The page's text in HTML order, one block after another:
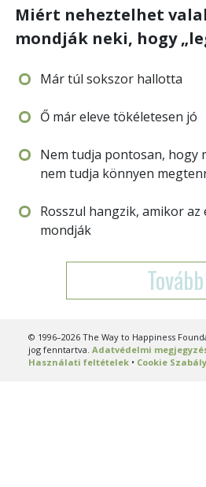
Miért neheztelhet
mondják neki, hogy
Már túl sokszor hallotta
Ő már eleve tökéletesen jó
Nem tudja pontosan, hogy
nem tudja könnyen
Rosszul hangzik, amikor az
mondják
Tovább
© 1996–2026 The Way to Happiness
jog fenntartva. Adatvédelmi
Használati feltételek• Cookie